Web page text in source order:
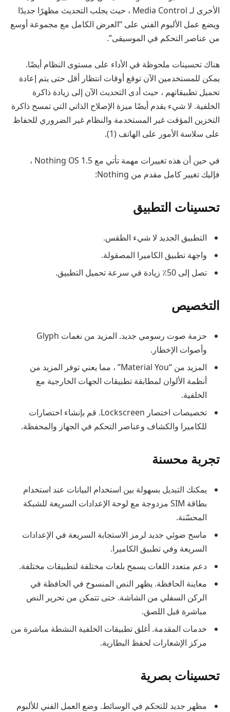
الأخرى لـ Media Control ، حيث يجلب التحديث مظهرًا جديدًا
ويضع عمل الألبوم الفني على “العرض الكامل مع مجموعة أوسع
من عناصر التحكم في الموسيقى”.
هناك تحسينات ملحوظة في الأداء على مستوى النظام أيضًا.
يمكن للمستخدمين الآن توقع أوقات انتظار أقل حتى يتم إعادة
تحميل تطبيقاتهم ، حيث أدى التحديث الآن إلى زيادة ذاكرة
الخلفية. لا شيء يقدم أيضًا ميزة الإصلاح الذاتي التي تمسح ذاكرة
التخزين المؤقت غير المستخدمة والنظام غير الضروري للحفاظ
على سلاسة الأمور على الهاتف (1).
في حين أن هذه تغييرات مهمة تأتي مع Nothing OS 1.5 ،
فإليك تغيير كامل مقدم من Nothing:
تحسينات التطبيق
التطبيق الجديد لا شيء الطقس.
واجهة تطبيق الكاميرا المصقولة.
تصل إلى 50٪ زيادة في سرعة تحميل التطبيق.
التخصيص
حزمة صوت رسومي جديد. المزيد من نغمات Glyph
وأصوات الإخطار.
المزيد من “Material You” ، مما يعني توفر المزيد من
أنظمة الألوان لمطابقة تطبيقات الجهات الخارجية مع
الخلفية.
تخصيصات اختصار Lockscreen. قم بإنشاء اختصارات
للكاميرا والكشاف وعناصر التحكم في الجهاز والمحفظة.
تجربة محسنة
يمكنك التبديل بسهولة بين استخدام البيانات عند استخدام
بطاقة SIM مزدوجة مع لوحة الإعدادات السريعة للشبكة
المحسّنة.
ماسح ضوئي جديد لرمز الاستجابة السريعة في الإعدادات
السريعة وفي تطبيق الكاميرا.
دعم متعدد اللغات يسمح بلغات مختلفة لتطبيقات مختلفة.
معاينة الحافظة. يظهر النص المنسوخ في الحافظة في
الركن السفلي من الشاشة. حتى تتمكن من تحرير النص
مباشرة قبل اللصق.
خدمات المقدمة. أغلق تطبيقات الخلفية النشطة مباشرة من
مركز الإشعارات لحفظ البطارية.
تحسينات بصرية
مظهر جديد للتحكم في الوسائط. وضع العمل الفني للألبوم